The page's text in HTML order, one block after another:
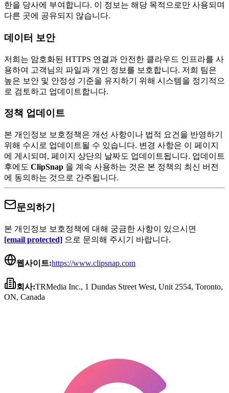
한을 당사에 부여합니다. 이 정보는 해당 목적으로만 사용되며
다른 곳에 공유되지 않습니다.
데이터 보안
저희는 암호화된 HTTPS 연결과 안전한 클라우드 인프라를 사
용하여 고객님의 파일과 개인 정보를 보호합니다. 저희 팀은
높은 보안 및 안정성 기준을 유지하기 위해 시스템을 정기적으
로 검토하고 업데이트합니다.
정책 업데이트
본 개인정보 보호정책은 개선 사항이나 법적 요건을 반영하기
위해 수시로 업데이트될 수 있습니다. 변경 사항은 이 페이지
에 게시되며, 페이지 상단의 날짜도 업데이트됩니다. 업데이트
후에도 ClipSnap 을 계속 사용하는 것은 본 정책의 최신 버전
에 동의하는 것으로 간주됩니다.
문의하기
본 개인정보 보호정책에 대해 궁금한 사항이 있으시면
[email protected] 으로 문의해 주시기 바랍니다.
웹사이트:https://www.clipsnap.com
회사:TRMedia Inc., 1 Dundas Street West, Unit 2554, Toronto,
ON, Canada